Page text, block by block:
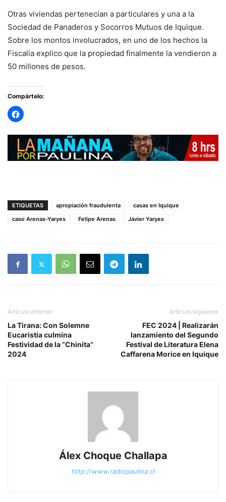
Otras viviendas pertenecían a particulares y una a la
Sociedad de Panaderos y Socorros Mutuos de Iquique.
Sobre los montos involucrados, en uno de los hechos la
Fiscalía explico que la propiedad finalmente la vendieron a
50 millones de pesos.
Compártelo:
ETIQUETAS apropiación fraudulenta
casas en Iquique
caso Arenas-Yaryes
Felipe Arenas Javier Yaryes
Artículo anterior
La Tirana: Con Solemne
Eucaristía culmina
Festividad de la “Chinita”
2024
Artículo siguiente
FEC 2024 | Realizarán
lanzamiento del Segundo
Festival de Literatura Elena
Caffarena Morice en Iquique
Álex Choque Challapa
http://www.radiopaulina.cl